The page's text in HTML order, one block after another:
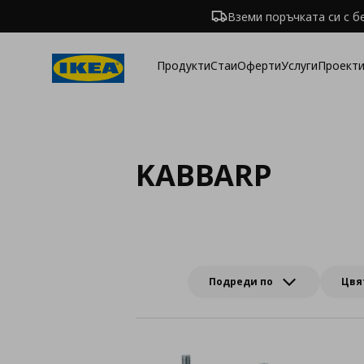
Вземи поръчката си с
ПродуктиСтаиОфертиУслуги
KABBARP
Подреди по